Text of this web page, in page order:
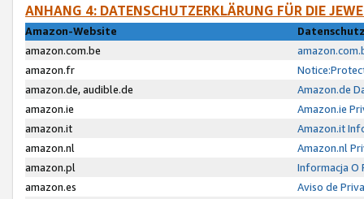
ANHANG 4: DATENSCHUTZERKLÄRUNG FÜR DIE
Amazon-Website
amazon.com.be
amazon.fr
amazon.de, audible.de
Amazon.de
amazon.ie
Amazon.ie
amazon.it
Amazon.it
amazon.nl
Amazon.nl
amazon.pl
Informacja O
amazon.es
Aviso de